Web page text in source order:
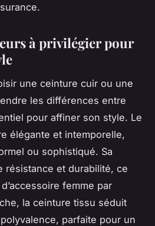
à privilégier pour
une ceinture cuir ou une
les différences entre
pour affiner son style. Le
élégante et intemporelle,
ou sophistiqué. Sa
résistance et durabilité, ce
femme par
la ceinture tissu séduit
parfaite pour un